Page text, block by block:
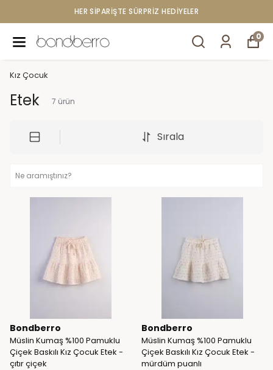
HER SİPARİŞTE SÜRPRİZ HEDİYELER
0
Kız Çocuk
Etek 7 ürün
Sırala
Bondberro
Müslin Kumaş %100 Pamuklu
Çiçek Baskılı Kız Çocuk Etek -
çıtır çiçek
Bondberro
Müslin Kumaş %100 Pamuklu
Çiçek Baskılı Kız Çocuk Etek -
mürdüm puanlı